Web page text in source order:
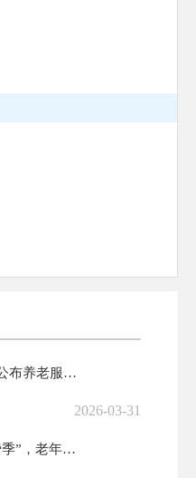
定西市安定区民政局关于公布养老服务突出问题整治线索举报渠道的公告
2026-03-31
安定区启动“养老服务消费季”，老年助餐优惠券来了！